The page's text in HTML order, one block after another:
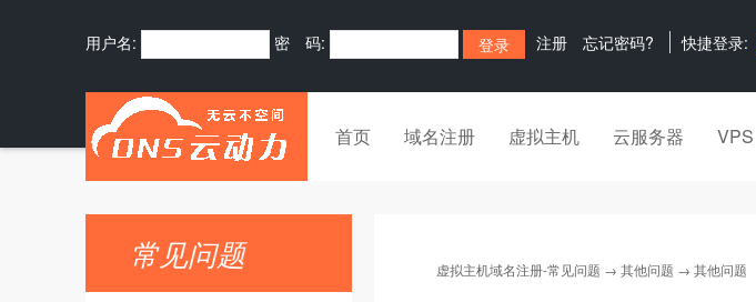
用户名: 密 码: 注册 忘记密码? 快捷登录:
首页 域名注册 虚拟主机 云服务器 VPS
常见问题 虚拟主机域名注册-常见问题 → 其他问题 → 其他问题